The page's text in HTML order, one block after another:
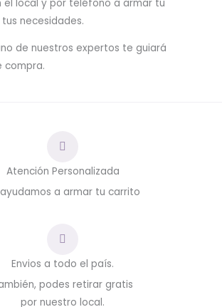
el local y por teléfono a armar tu
necesidades.
de nuestros expertos te guiará
compra.
Atención Personalizada
a armar tu carrito
Envios a todo el país.
podes retirar gratis
por nuestro local.